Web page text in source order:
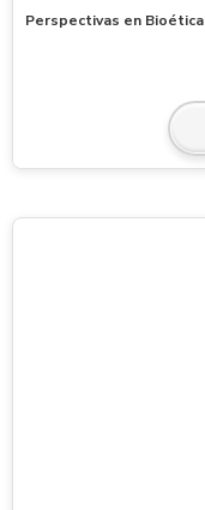
Perspectivas en Bioética